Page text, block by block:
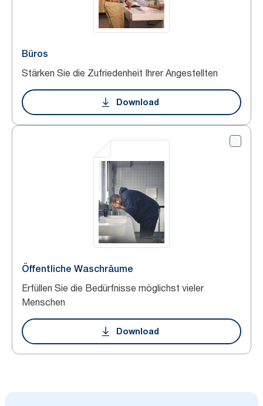
Büros
Stärken Sie die Zufriedenheit Ihrer Angestellten
Download
Öffentliche Waschräume
Erfüllen Sie die Bedürfnisse möglichst vieler
Menschen
Download